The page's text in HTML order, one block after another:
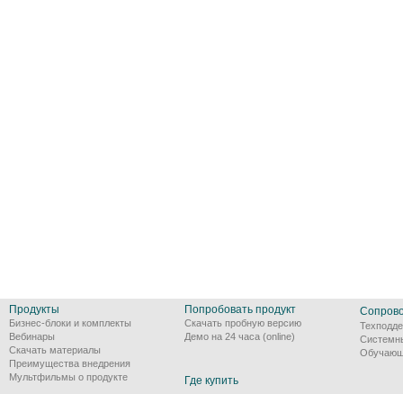
Продукты
Бизнес-блоки и комплекты
Вебинары
Скачать материалы
Преимущества внедрения
Мультфильмы о продукте
Попробовать продукт
Скачать пробную версию
Демо на 24 часа (online)
Где купить